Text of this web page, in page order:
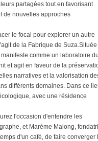
partagées tout en favorisant
de nouvelles approches
le focal pour explorer un autre
de la Fabrique de Suza.Située
comme un laboratoire
et agit en faveur de la
narratives et la valorisation
différents domaines. Dans ce
avec une résidence
l'occasion d'entendre les
et Marème Malong,
d'un café, de faire converger